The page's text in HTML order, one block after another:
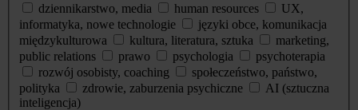
dziennikarstwo, media
human resources
UX,
informatyka, nowe technologie
języki obce, komunikacja
międzykulturowa
kultura, literatura, sztuka
marketing,
public relations
prawo psychologia
psychoterapia
rozwój osobisty, coaching
społeczeństwo, państwo,
polityka
zdrowie, zaburzenia psychiczne
AI (sztuczna
inteligencja)